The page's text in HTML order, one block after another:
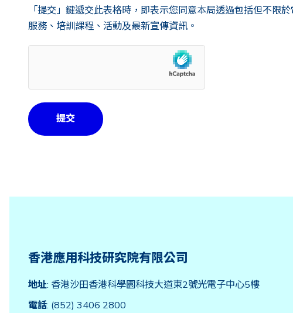
「提交」鍵遞交此表格時，即表示您同意本局透過包括但不
服務、培訓課程、活動及最新宣傳資訊。
香港應用科技研究院有限公司
地址: 香港沙田香港科學園科技大道東2號光電子中心5樓
電話: (852) 3406 2800